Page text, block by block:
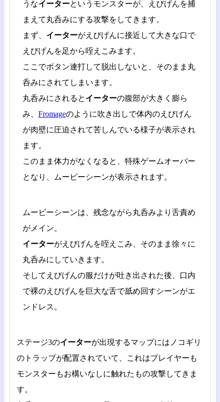
うなイーターというモンスターが、えびげんを捕
まえて丸呑みにする攻撃をしてきます。
まず、 イーターがえびげんに接近して大きな口で
えびげんを足から咥えこみます。
ここでボタン連打して脱出しないと、そのまま丸
呑みにされてしまいます。
丸呑みにされると イーターの腹部が大きく膨ら
み、 Fromageのように吹き出しで体内のえびげん
が肉壁に圧迫されて苦しんでいる様子が表示され
ます。
このまま体力がなくなると、特殊ゲームオーバー
となり、ムービーシーンが表示されます。
ムービーシーンは、残念ながら丸呑みより舌責め
がメイン。
イーターがえびげんを咥えこみ、そのまま徐々に
丸呑みにしていきます。
そしてえびげんの服だけが吐き出された後、口内
で裸のえびげんを巨大な舌で舐め回すシーンがエ
ンドレス。
ステージ3のイーターが出現するマップにはノコギリ
のトラップが配置されていて、これはプレイヤーも
モンスターもお構いなしに触れたもの攻撃してきま
す。